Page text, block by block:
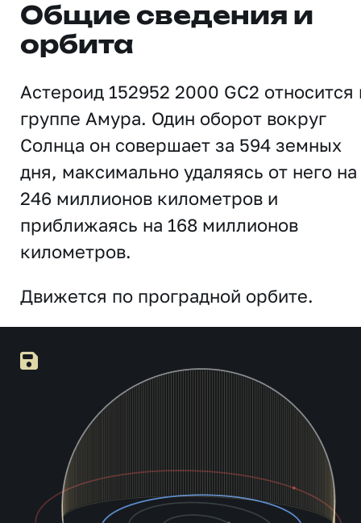
Общие сведения и
орбита
Астероид 152952 2000 GC2 относится
группе Амура. Один оборот вокруг
Солнца он совершает за 594 земных
дня, максимально удаляясь от него на
246 миллионов километров и
приближаясь на 168 миллионов
километров.
Движется по проградной орбите.